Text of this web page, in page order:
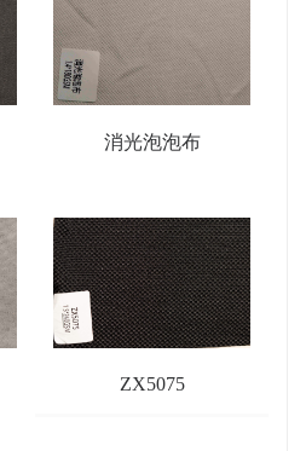
消光泡泡布
ZX5075